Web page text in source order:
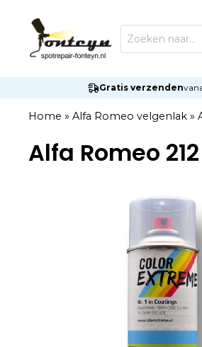
inhoud
Producten
zoeken
Gratis verzenden
Home » Alfa Romeo velgenlak »
Alfa Romeo